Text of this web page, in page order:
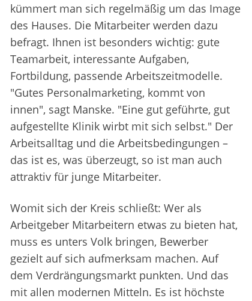
kümmert man sich regelmäßig um das Image
des Hauses. Die Mitarbeiter werden dazu
befragt. Ihnen ist besonders wichtig: gute
Teamarbeit, interessante Aufgaben,
Fortbildung, passende Arbeitszeitmodelle.
"Gutes Personalmarketing, kommt von
innen", sagt Manske. "Eine gut geführte, gut
aufgestellte Klinik wirbt mit sich selbst." Der
Arbeitsalltag und die Arbeitsbedingungen –
das ist es, was überzeugt, so ist man auch
attraktiv für junge Mitarbeiter.
Womit sich der Kreis schließt: Wer als
Arbeitgeber Mitarbeitern etwas zu bieten hat,
muss es unters Volk bringen, Bewerber
gezielt auf sich aufmerksam machen. Auf
dem Verdrängungsmarkt punkten. Und das
mit allen modernen Mitteln. Es ist höchste